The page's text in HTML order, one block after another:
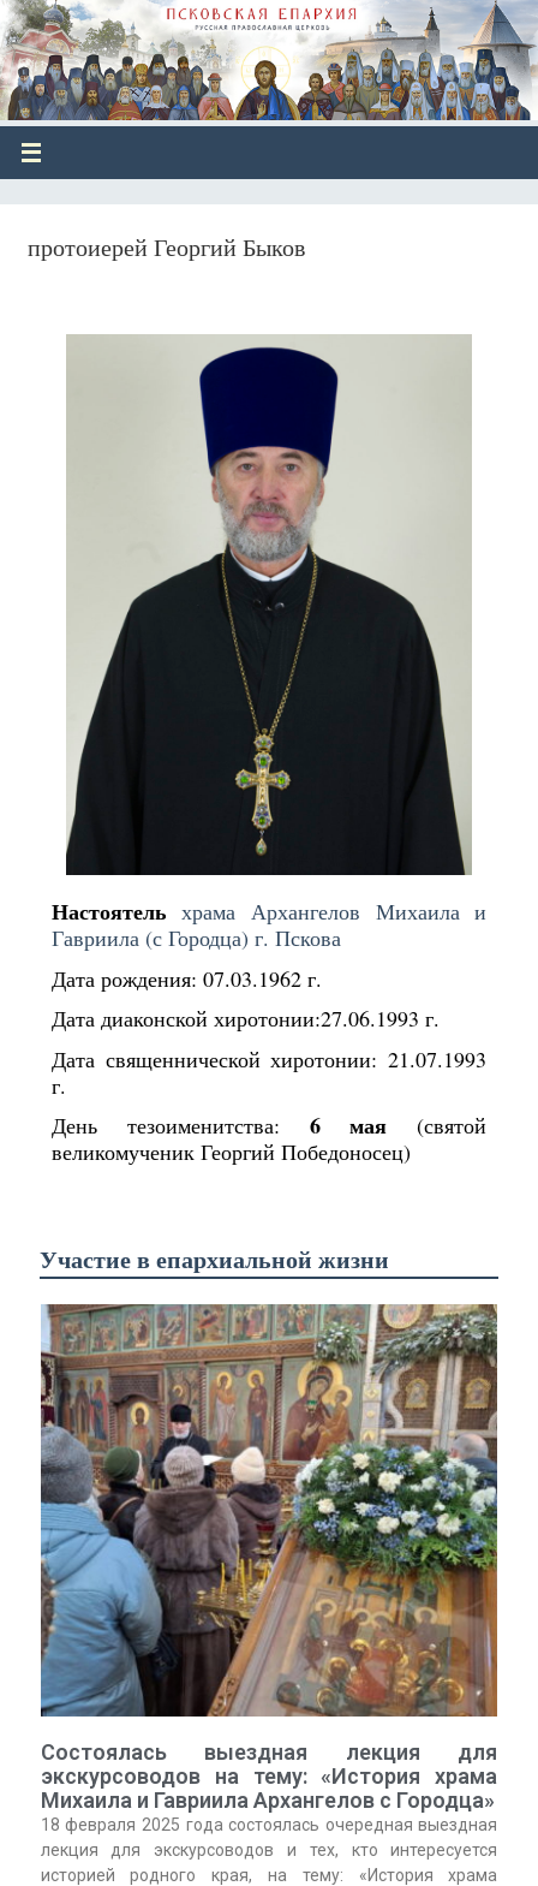
протоиерей Георгий Быков
Настоятель храма Архангелов Михаила и
Гавриила (с Городца) г. Пскова
Дата рождения: 07.03.1962 г.
Дата диаконской хиротонии:27.06.1993 г.
Дата священнической хиротонии: 21.07.1993
г.
День тезоименитства: 6 мая (святой
великомученик Георгий Победоносец)
Участие в епархиальной жизни
Состоялась выездная лекция для
экскурсоводов на тему: «История храма
Михаила и Гавриила Архангелов с Городца»
18 февраля 2025 года состоялась очередная выездная
лекция для экскурсоводов и тех, кто интересуется
историей родного края, на тему: «История храма